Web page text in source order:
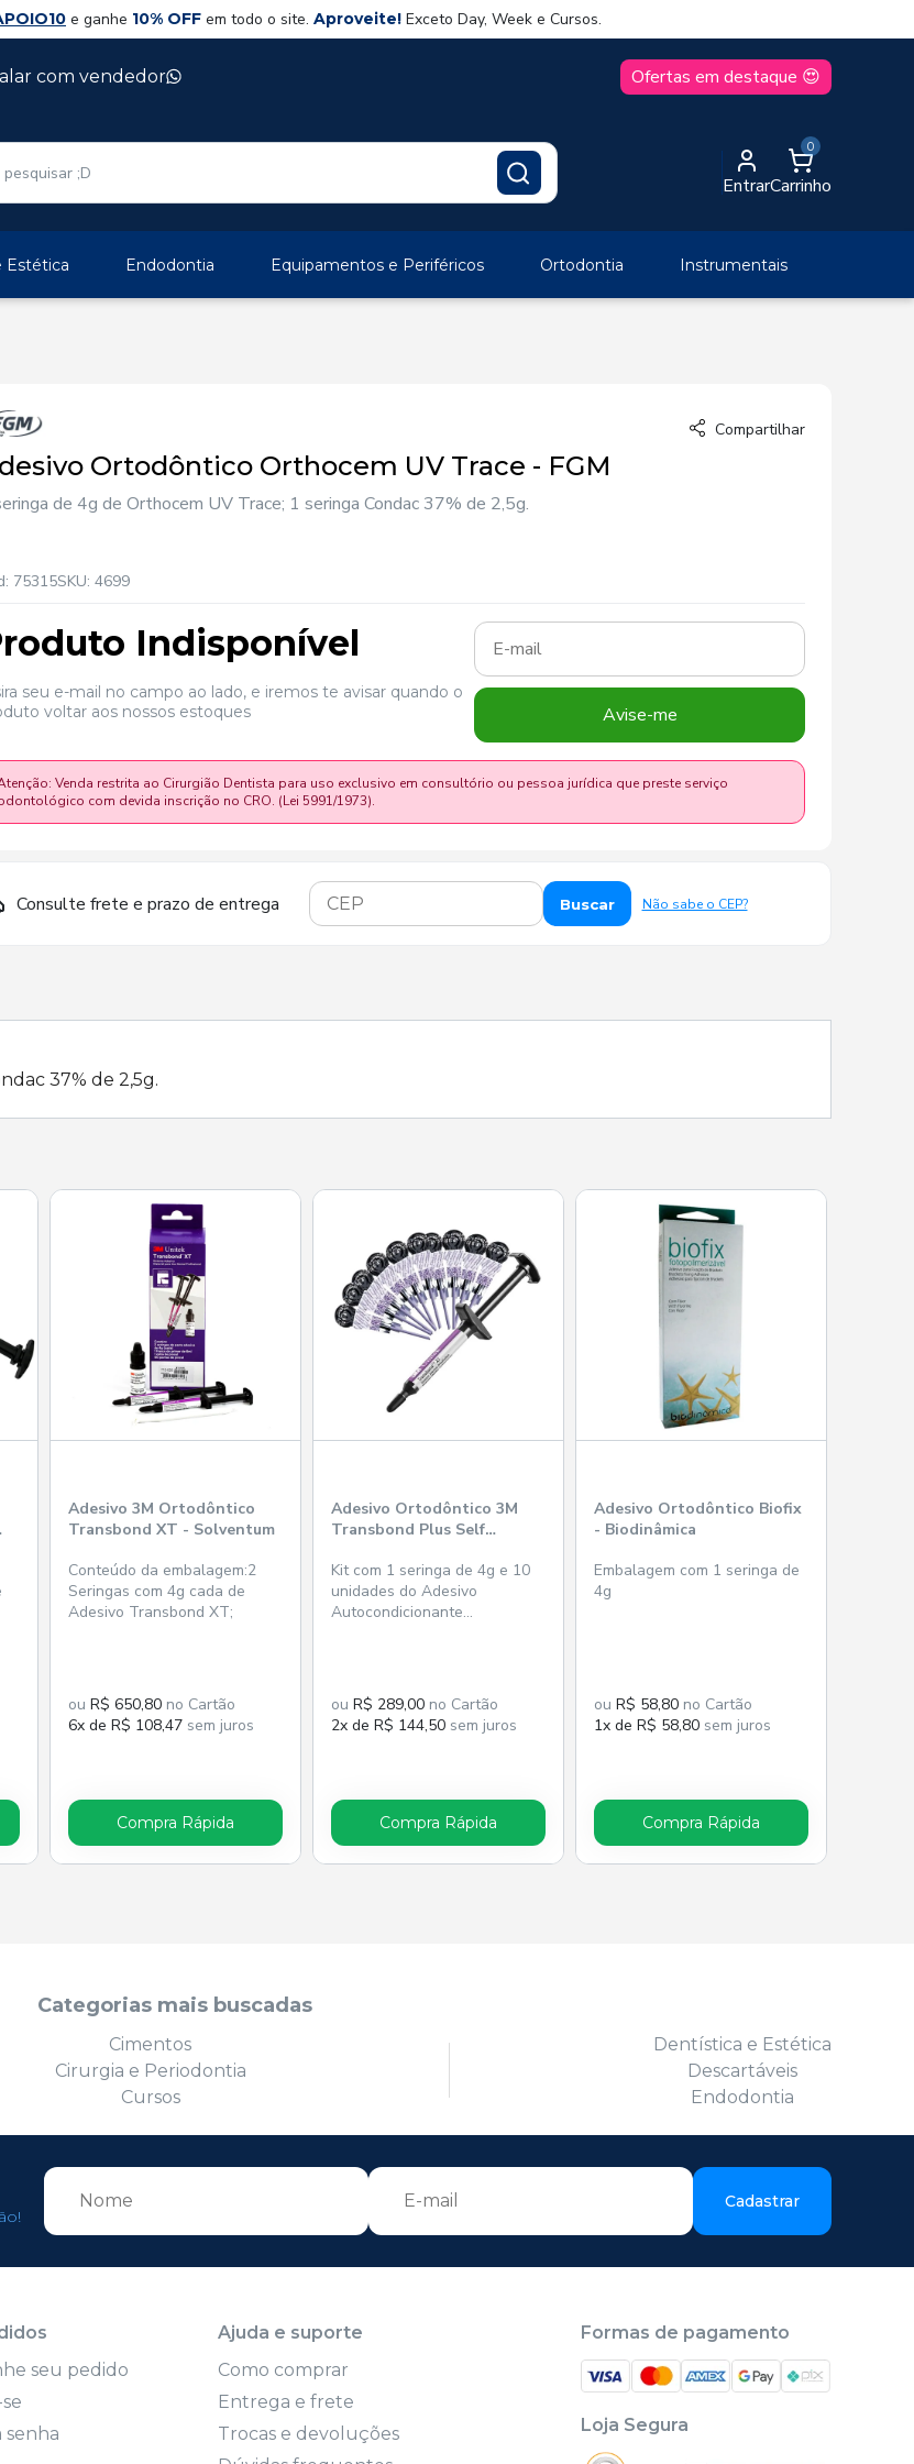
e ganhe 10% OFF em todo o site. Aproveite! Exceto Day, Week e Cursos.
com vendedor Ofertas em destaque 😍
Entrar
0
Carrinho
Estética Endodontia Equipamentos e Periféricos Ortodontia Instrumentais
Compartilhar
Ortodôntico Orthocem UV Trace - FGM
de 4g de Orthocem UV Trace; 1 seringa Condac 37% de 2,5g.
75315SKU: 4699
Indisponível
seu e-mail no campo ao lado, e iremos te avisar quando o
voltar aos nossos estoques
Avise-me
Venda restrita ao Cirurgião Dentista para uso exclusivo em consultório ou pessoa jurídica que preste serviço
com devida inscrição no CRO. (Lei 5991/1973).
Consulte frete e prazo de entrega Buscar Não sabe o CEP?
37% de 2,5g.
Adesivo 3M Ortodôntico
Transbond XT - Solventum
Conteúdo da embalagem:2
Seringas com 4g cada de
Adesivo Transbond XT;
ou R$ 650,80 no Cartão
6x de R$ 108,47 sem juros
Compra Rápida
Adesivo Ortodôntico 3M
Transbond Plus Self
Kit com 1 seringa de 4g e 10
unidades do Adesivo
Autocondicionante
ou R$ 289,00 no Cartão
2x de R$ 144,50 sem juros
Compra Rápida
Adesivo Ortodôntico Biofix
- Biodinâmica
Embalagem com 1 seringa de
4g
ou R$ 58,80 no Cartão
1x de R$ 58,80 sem juros
Compra Rápida
Categorias mais buscadas
Cimentos
Cirurgia e Periodontia
Cursos
Dentística e Estética
Descartáveis
Endodontia
Cadastrar
seu pedido
senha
Ajuda e suporte
Como comprar
Entrega e frete
Trocas e devoluções
Formas de pagamento
Loja Segura